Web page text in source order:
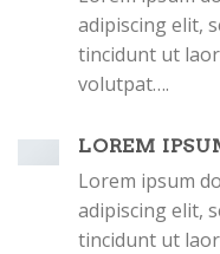
être tenu au
adipiscing elit,
tincidunt ut
volutpat….
LOREM
Lorem ipsum
adipiscing elit,
tincidunt ut